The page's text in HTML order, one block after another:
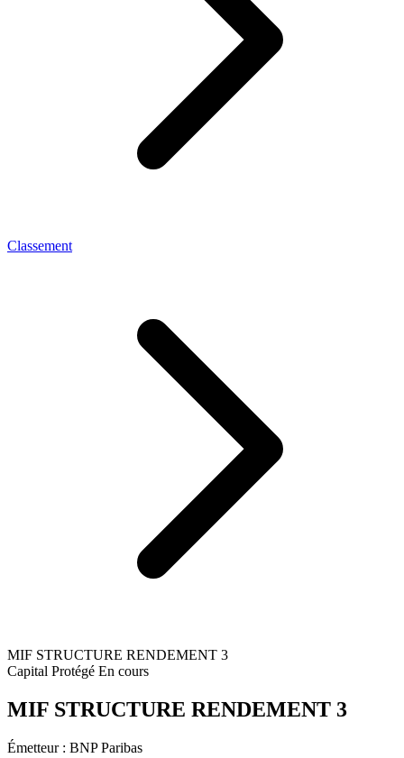
Classement
MIF STRUCTURE RENDEMENT 3
Capital Protégé En cours
MIF STRUCTURE RENDEMENT 3
Émetteur : BNP Paribas